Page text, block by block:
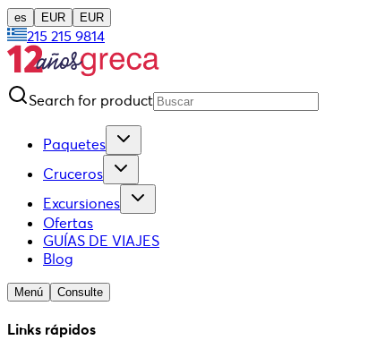
es EUR EUR
215 215 9814
Search for product
Paquetes
Cruceros
Excursiones
Ofertas
GUÍAS DE VIAJES
Blog
Menú Consulte
Links rápidos